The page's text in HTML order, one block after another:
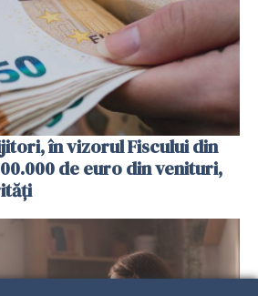
în vizorul Fiscului din
de euro din venituri,